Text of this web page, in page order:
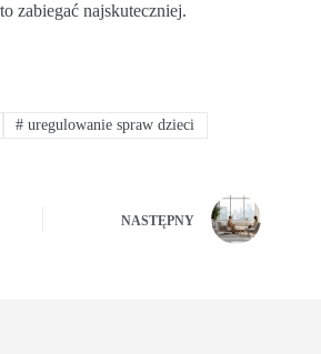
zabiegać najskuteczniej.
# uregulowanie spraw dzieci
NASTĘPNY